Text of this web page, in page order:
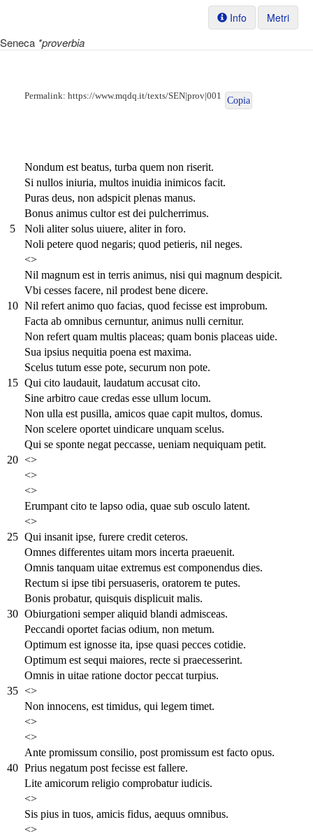
Info Metri
Seneca *proverbia
Permalink: https://www.mqdq.it/texts/SEN|prov|001 Copia
Nondum est beatus, turba quem non riserit.
Si nullos iniuria, multos inuidia inimicos facit.
Puras deus, non adspicit plenas manus.
Bonus animus cultor est dei pulcherrimus.
5
Noli aliter solus uiuere, aliter in foro.
Noli petere quod negaris; quod petieris, nil neges.
<>
Nil magnum est in terris animus, nisi qui magnum despicit.
Vbi cesses facere, nil prodest bene dicere.
10 Nil refert animo quo facias, quod fecisse est improbum.
Facta ab omnibus cernuntur, animus nulli cernitur.
Non refert quam multis placeas; quam bonis placeas uide.
Sua ipsius nequitia poena est maxima.
Scelus tutum esse pote, securum non pote.
15 Qui cito laudauit, laudatum accusat cito.
Sine arbitro caue credas esse ullum locum.
Non ulla est pusilla, amicos quae capit multos, domus.
Non scelere oportet uindicare unquam scelus.
Qui se sponte negat peccasse, ueniam nequiquam petit.
20 <>
<>
<>
Erumpant cito te lapso odia, quae sub osculo latent.
<>
25 Qui insanit ipse, furere credit ceteros.
Omnes differentes uitam mors incerta praeuenit.
Omnis tanquam uitae extremus est componendus dies.
Rectum si ipse tibi persuaseris, oratorem te putes.
Bonis probatur, quisquis displicuit malis.
30 Obiurgationi semper aliquid blandi admisceas.
Peccandi oportet facias odium, non metum.
Optimum est ignosse ita, ipse quasi pecces cotidie.
Optimum est sequi maiores, recte si praecesserint.
Omnis in uitae ratione doctor peccat turpius.
35 <>
Non innocens, est timidus, qui legem timet.
<>
<>
Ante promissum consilio, post promissum est facto opus.
40 Prius negatum post fecisse est fallere.
Lite amicorum religio comprobatur iudicis.
<>
Sis pius in tuos, amicis fidus, aequus omnibus.
<>